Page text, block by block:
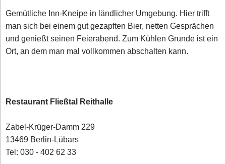
Gemütliche Inn-Kneipe in ländlicher Umgebung. Hier trifft
man sich bei einem gut gezapften Bier, netten Gesprächen
und genießt seinen Feierabend. Zum Kühlen Grunde ist ein
Ort, an dem man mal vollkommen abschalten kann.
Restaurant Fließtal Reithalle
Zabel-Krüger-Damm 229
13469 Berlin-Lübars
Tel: 030 - 402 62 33